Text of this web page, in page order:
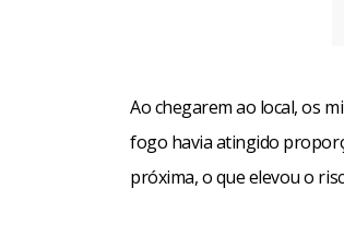
Ao chegarem ao local, os
fogo havia atingido
próxima, o que elevou o